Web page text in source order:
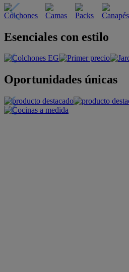
Esenciales con estilo
Oportunidades únicas